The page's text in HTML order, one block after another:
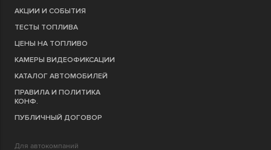
АКЦИИ И СОБЫТИЯ
ТЕСТЫ ТОПЛИВА
ЦЕНЫ НА ТОПЛИВО
КАМЕРЫ ВИДЕОФИКСАЦИИ
КАТАЛОГ АВТОМОБИЛЕЙ
ПРАВИЛА И ПОЛИТИКА
КОНФ.
ПУБЛИЧНЫЙ ДОГОВОР
Для автокомпаний